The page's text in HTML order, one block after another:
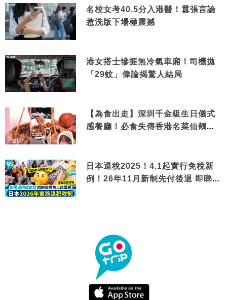
名校女考40.5分入港醫！囂張言論
惹洗版下場極震撼
港女搭士慘捱無冷氣車廂！司機拋
「29蚊」偉論揭驚人結局
【為食出走】深圳千金級生日儀式
感餐廳！必食失傳香港名菜仙鶴神
日本退稅2025！4.1起實行免稅新
例！26年11月新制先付後退 即睇步